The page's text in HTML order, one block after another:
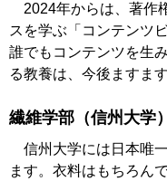
2024年からは、著作
スを学ぶ「コンテンツ
誰でもコンテンツを生
る教養は、今後ますま
繊維学部（信州大学）
信州大学には日本唯
ます。衣料はもちろん